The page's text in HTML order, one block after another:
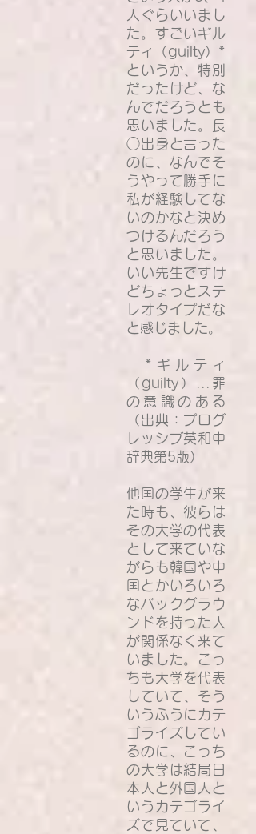
人ぐらいいまし
た。すごいギル
ティ（guilty）*
というか、特別
だったけど、な
んでだろうとも
思いました。長
◯出身と言った
のに、なんでそ
うやって勝手に
私が経験してな
いのかなと決め
つけるんだろう
と思いました。
いい先生ですけ
どちょっとステ
レオタイプだな
と感じました。
*ギルティ
（guilty）...罪
の意識のある
（出典：プログ
レッシブ英和中
辞典第5版）
他国の学生が来
た時も、彼らは
その大学の代表
として来ていな
がらも韓国や中
国とかいろいろ
なバックグラウ
ンドを持った人
が関係なく来て
いました。こっ
ちも大学を代表
していて、そう
いうふうにカテ
ゴライズしてい
るのに、こっち
の大学は結局日
本人と外国人と
いうカテゴライ
ズで見ていて、